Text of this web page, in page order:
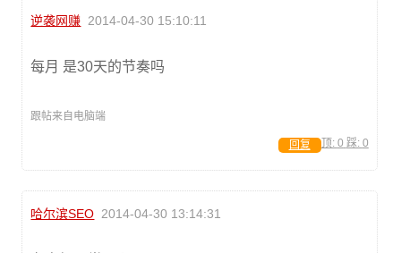
逆袭网赚 2014-04-30 15:10:11
每月 是30天的节奏吗
跟帖来自电脑端
顶: 0 踩: 0
回复
哈尔滨SEO 2014-04-30 13:14:31